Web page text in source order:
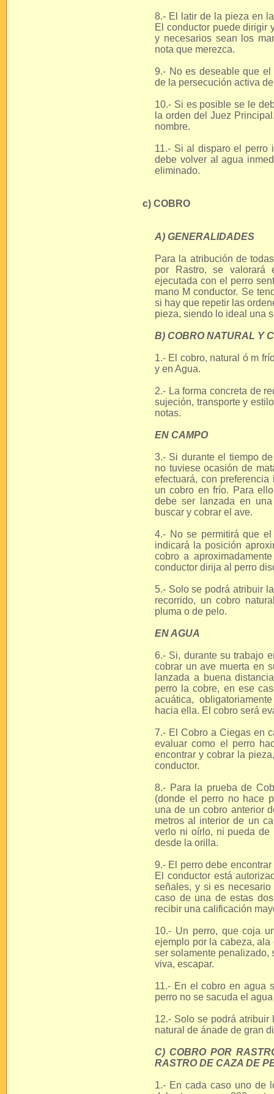
8.- El latir de la pieza en
El conductor puede dirigir
y necesarios sean los
nota que merezca.
9.- No es deseable que
de la persecución activa
10.- Si es posible se le
la orden del Juez
nombre.
11.- Si al disparo el perro
debe volver al agua
eliminado.
c) COBRO
A) GENERALIDADES
Para la atribución de
por Rastro, se
ejecutada con el perro
mano M conductor. Se
si hay que repetir las
pieza, siendo lo ideal una
B) COBRO NATURAL Y
1.- El cobro, natural ó m
y en Agua.
2.- La forma concreta de
sujeción, transporte y
notas.
EN CAMPO
3.- Si durante el tiempo
no tuviese ocasión de
efectuará, con
un cobro en frío. Para
debe ser lanzada en
buscar y cobrar el ave.
4.- No se permitirá que
indicará la posición
cobro a
conductor dirija al perro
5.- Solo se podrá atribuir
recorrido, un cobro
pluma o de pelo.
EN AGUA
6.- Si, durante su trabajo
cobrar un ave muerta en
lanzada a buena
perro la cobre, en ese
acuática,
hacia ella. El cobro será
7.- El Cobro a Ciegas en
evaluar como el perro
encontrar y cobrar la
conductor.
8.- Para la prueba de
(donde el perro no hace
una de un cobro anterior
metros al interior de un
verlo ni oírlo, ni pueda de
desde la orilla.
9.- El perro debe
El conductor está
señales, y si es
caso de una de estas
recibir una calificación
10.- Un perro, que coja
ejemplo por la cabeza,
ser solamente penalizado,
viva, escapar.
11.- En el cobro en agua
perro no se sacuda el
12.- Solo se podrá
natural de ánade de gran
C) COBRO POR
RASTRO DE CAZA DE
1.- En cada caso uno de